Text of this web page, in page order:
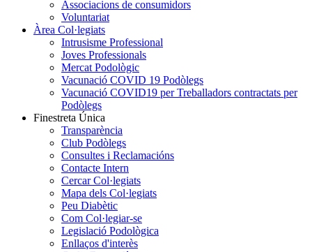
Associacions de consumidors
Voluntariat
Àrea Col·legiats
Intrusisme Professional
Joves Professionals
Mercat Podològic
Vacunació COVID 19 Podòlegs
Vacunació COVID19 per Treballadors contractats per
Podòlegs
Finestreta Única
Transparència
Club Podòlegs
Consultes i Reclamacións
Contacte Intern
Cercar Col·legiats
Mapa dels Col·legiats
Peu Diabètic
Com Col·legiar-se
Legislació Podològica
Enllaços d'interès